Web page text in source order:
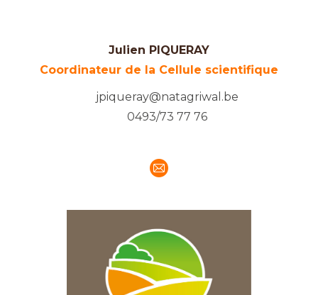
Julien PIQUERAY
Coordinateur de la Cellule scientifique
jpiqueray@natagriwal.be
0493/73 77 76
E-